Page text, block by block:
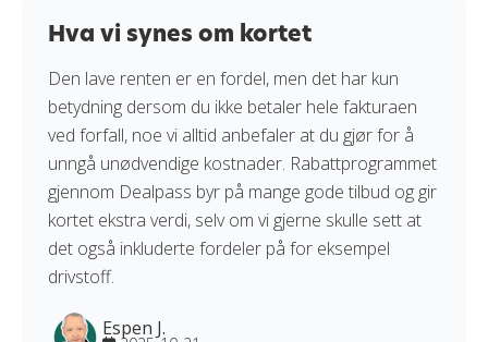
Hva vi synes om kortet
Den lave renten er en fordel, men det har kun
betydning dersom du ikke betaler hele fakturaen
ved forfall, noe vi alltid anbefaler at du gjør for å
unngå unødvendige kostnader. Rabattprogrammet
gjennom Dealpass byr på mange gode tilbud og gir
kortet ekstra verdi, selv om vi gjerne skulle sett at
det også inkluderte fordeler på for eksempel
drivstoff.
Espen J.